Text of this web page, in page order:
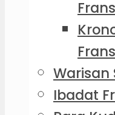
Warisan
Ibadat